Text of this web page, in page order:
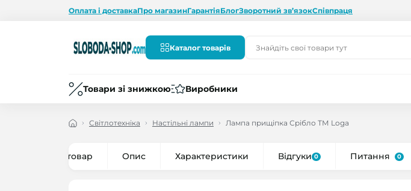
Оплата і доставкаПро магазинГарантіяБлогЗворотний зв’язокСпівпраця
Каталог товарів
Товари зі знижкою Виробники
Світлотехніка Настільні лампи Лампа прищіпка Срібло ТМ Loga
Все про товар Опис Характеристики Відгуки 0 Питання 0